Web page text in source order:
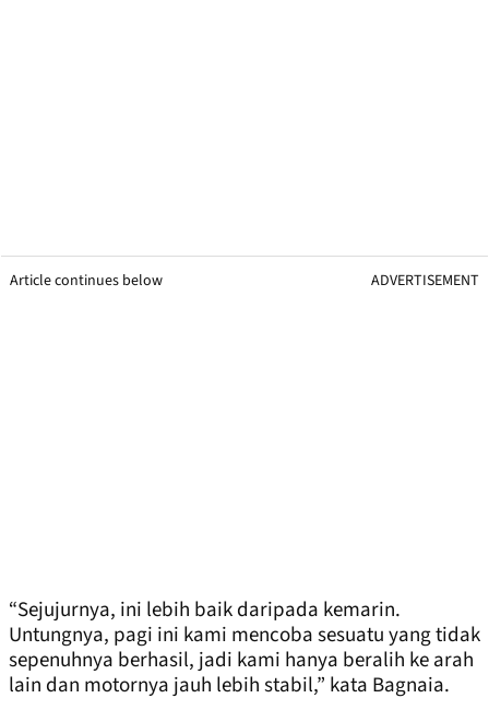
Article continues below ADVERTISEMENT
“Sejujurnya, ini lebih baik daripada kemarin.
Untungnya, pagi ini kami mencoba sesuatu yang tidak
sepenuhnya berhasil, jadi kami hanya beralih ke arah
lain dan motornya jauh lebih stabil,” kata Bagnaia.